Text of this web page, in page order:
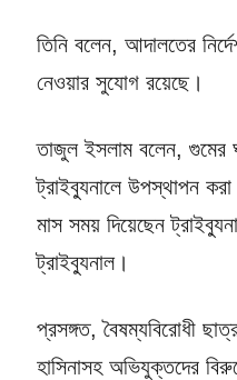
তিনি বলেন, আদালতের
নেওয়ার সুযোগ রয়েছে।
তাজুল ইসলাম বলেন, গুমের
ট্রাইব্যুনালে উপস্থাপন
মাস সময় দিয়েছেন
ট্রাইব্যুনাল।
প্রসঙ্গত, বৈষম্যবিরোধী
হাসিনাসহ অভিযুক্তদের